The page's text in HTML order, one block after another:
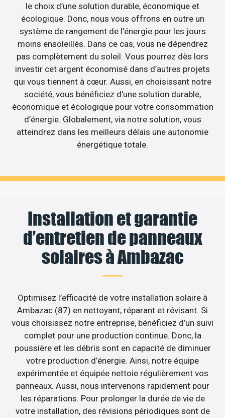
le choix d’une solution durable, économique et
écologique. Donc, nous vous offrons en outre un
système de rangement de l’énergie pour les jours
moins ensoleillés. Dans ce cas, vous ne dépendrez
pas complètement du soleil. Vous pourrez dès lors
investir cet argent économisé dans d’autres projets
qui vous tiennent à cœur. Aussi, en choisissant notre
société, vous bénéficiez d’une solution durable,
économique et écologique pour votre consommation
d’énergie. Globalement, via notre solution, vous
atteindrez dans les meilleurs délais une autonomie
énergétique totale.
Installation et garantie
d’entretien de panneaux
solaires à Ambazac
Optimisez l’efficacité de votre installation solaire à
Ambazac (87) en nettoyant, réparant et révisant. Si
vous choisissez notre entreprise, bénéficiez d’un suivi
complet pour une production continue. Donc, la
poussière et les débris sont en capacité de diminuer
votre production d’énergie. Ainsi, notre équipe
expérimentée et équipée nettoie régulièrement vos
panneaux. Aussi, nous intervenons rapidement pour
les réparations. Pour prolonger la durée de vie de
votre installation, des révisions périodiques sont de